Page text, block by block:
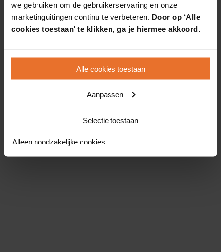
we gebruiken om de gebruikerservaring en onze
marketinguitingen continu te verbeteren. Door op ‘Alle
cookies toestaan’ te klikken, ga je hiermee akkoord.
Alle cookies toestaan
Aanpassen
Selectie toestaan
Alleen noodzakelijke cookies